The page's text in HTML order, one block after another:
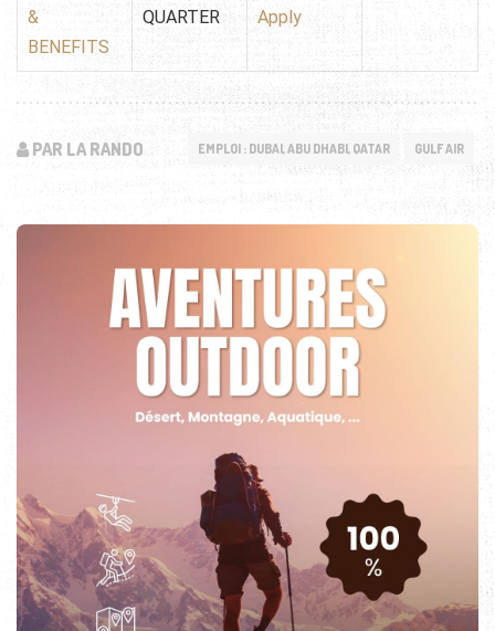
&
BENEFITS
QUARTER
Apply
PAR LA RANDO EMPLOI : DUBAI, ABU DHABI, QATAR GULF AIR